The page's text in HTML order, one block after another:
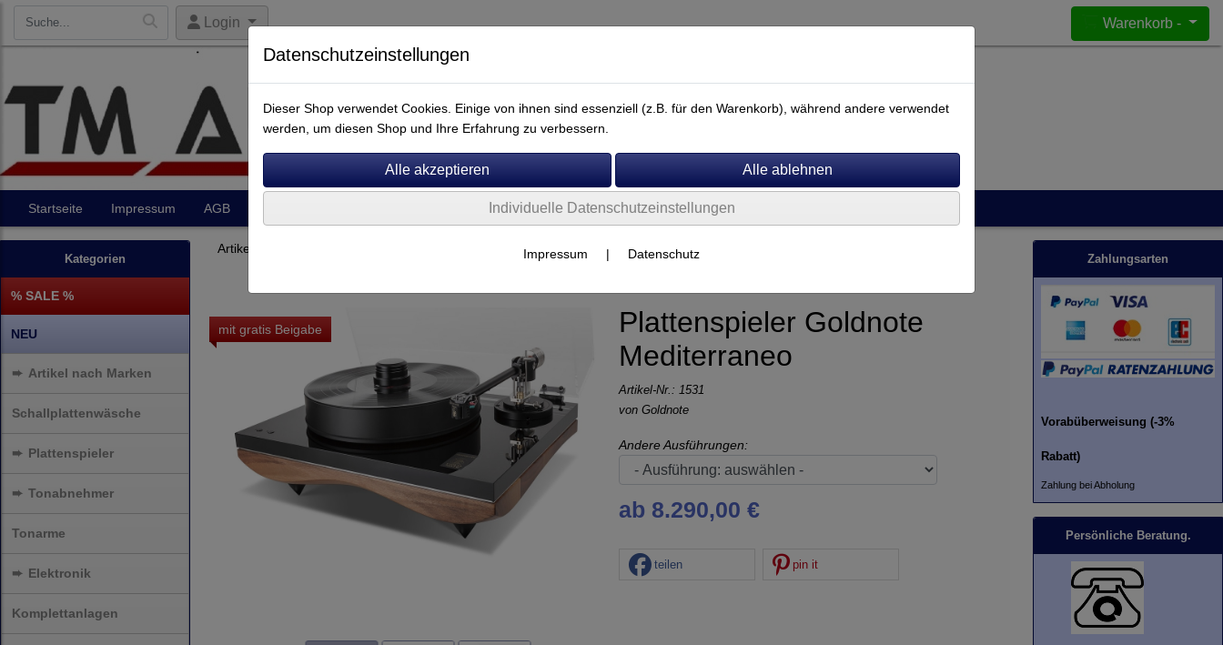
Login Warenkorb -
Startseite Impressum AGB
Kategorien
% SALE %
NEU
➨ Artikel nach Marken
Schallplattenwäsche
➨ Plattenspieler
➨ Tonabnehmer
Tonarme
➨ Elektronik
Komplettanlagen
Artikel nach Marken
mit gratis Beigabe
Plattenspieler Goldnote
Mediterraneo
Artikel-Nr.: 1531
von Goldnote
Andere Ausführungen:
ab 8.290,00 €
teilen pin it
Zahlungsarten
Vorabüberweisung (-3%
Rabatt)
Zahlung bei Abholung
Persönliche Beratung.
Datenschutzeinstellungen
Dieser Shop verwendet Cookies. Einige von ihnen sind essenziell (z.B. für den Warenkorb), während andere verwendet
werden, um diesen Shop und Ihre Erfahrung zu verbessern.
Individuelle Datenschutzeinstellungen
Impressum | Datenschutz